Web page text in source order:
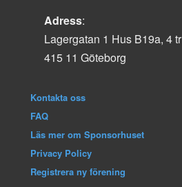
Adress:
Lagergatan 1 Hus B19a, 4 tr
415 11 Göteborg
Kontakta oss
FAQ
Läs mer om Sponsorhuset
Privacy Policy
Registrera ny förening